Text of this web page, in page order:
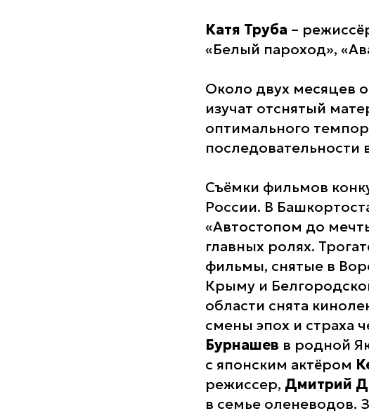
Катя Труба –
«Белый пароход»,
Около двух месяцев
изучат отснятый
оптимального
Съёмки фильмов
России. В
«Автостопом до
главных ролях.
фильмы, снятые в
Крыму и
области снята
смены эпох и страха
Бурнашев в родной
с японским актёром
режиссер, Дмитрий
в семье оленеводов.